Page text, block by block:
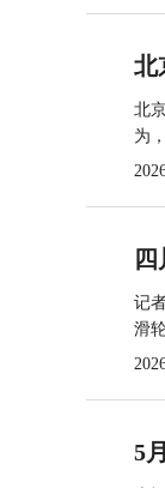
北
北
为
记
滑
5